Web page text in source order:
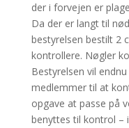
der i forvejen er
Da der er langt til
bestyrelsen bestilt 2
kontrollere. Nøgler
Bestyrelsen vil
medlemmer til at
opgave at passe på
benyttes til kontrol –